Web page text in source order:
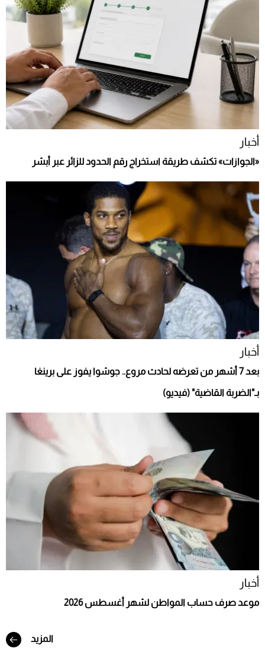
أخبار
«الجوازات» تكشف طريقة استخراج رقم الحدود للزائر عبر أبشر
أخبار
بعد 7 أشهر من تعرضه لحادث مروع.. جوشوا يفوز على برينغا
بـ"الضربة القاضية" (فيديو)
أخبار
موعد صرف حساب المواطن لشهر أغسطس 2026
المزيد